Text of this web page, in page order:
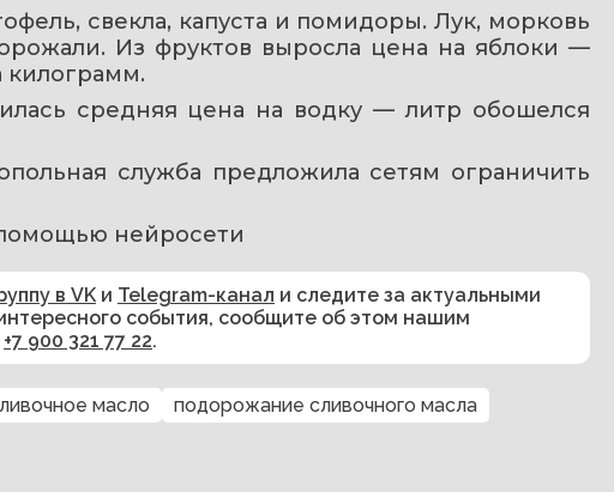
свекла, капуста и помидоры. Лук, морковь
Из фруктов выросла цена на яблоки —
килограмм.
средняя цена на водку — литр обошелся
служба предложила сетям ограничить
нейросети
в VK и Telegram-канал и следите за актуальными
события, сообщите об этом нашим
+7 900 321 77 22.
масло подорожание сливочного масла